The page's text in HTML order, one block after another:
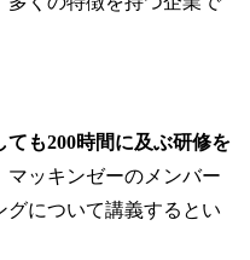
ても200時間に及ぶ研修を
ッキンゼーのメンバー
グについて講義するとい